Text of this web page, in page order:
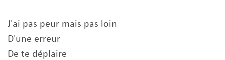
J'ai pas peur mais pas loin
D'une erreur
De te déplaire